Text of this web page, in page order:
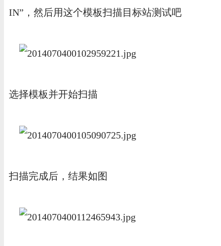
IN”，然后用这个模板扫描目标站测试吧
选择模板并开始扫描
扫描完成后，结果如图